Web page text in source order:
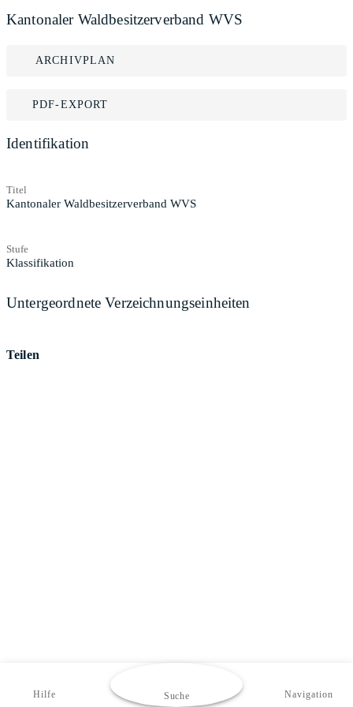
Kantonaler Waldbesitzerverband WVS
ARCHIVPLAN
PDF-EXPORT
Identifikation
Titel
Kantonaler Waldbesitzerverband WVS
Stufe
Klassifikation
Untergeordnete Verzeichnungseinheiten
Teilen
Hilfe Suche Navigation